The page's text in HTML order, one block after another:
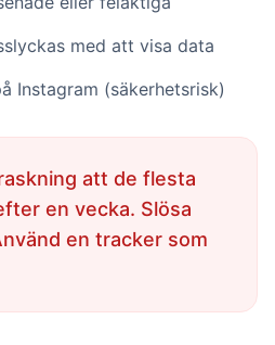
med att visa data
Instagram (säkerhetsrisk)
att de flesta
en vecka. Slösa
en tracker som